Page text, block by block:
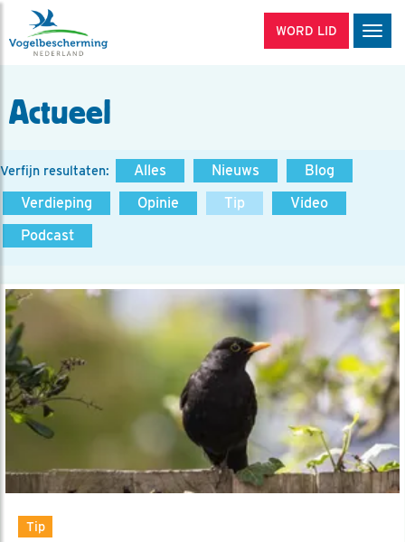
WORD LID
Actueel
Verfijn resultaten: Alles Nieuws
Blog
Verdieping
Opinie Tip
Video
Podcast
Tip